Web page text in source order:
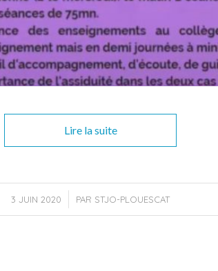
Lire la suite
3 JUIN 2020
/ PAR STJO-PLOUESCAT